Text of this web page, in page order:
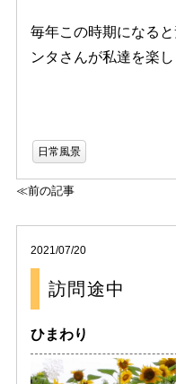
毎年この時期になる
ンタさんが私達を楽し
日常風景
≪前の記事
2021/07/20
訪問途中
ひまわり